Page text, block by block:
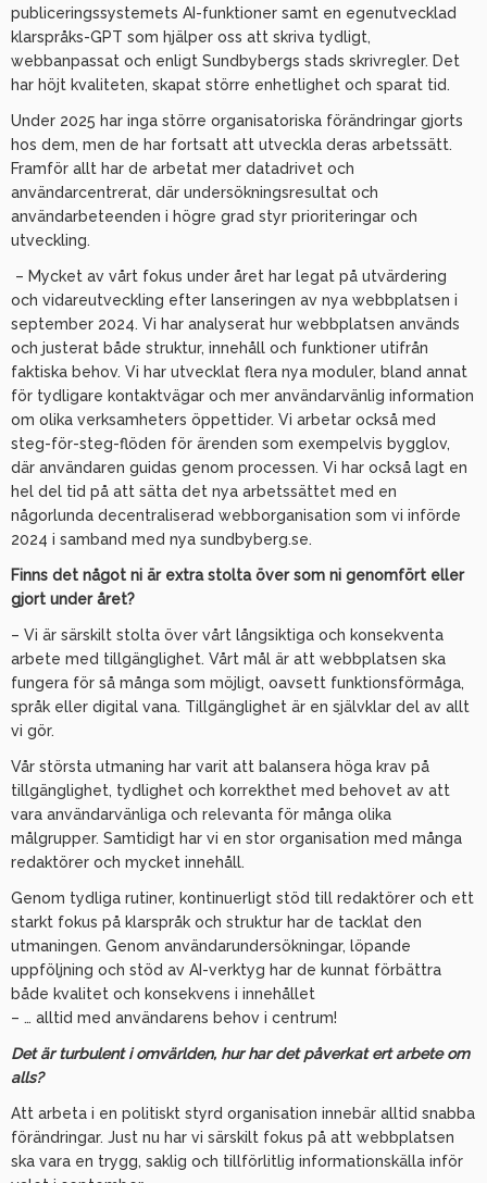
publiceringssystemets AI-funktioner samt en egenutvecklad
klarspråks-GPT som hjälper oss att skriva tydligt,
webbanpassat och enligt Sundbybergs stads skrivregler. Det
har höjt kvaliteten, skapat större enhetlighet och sparat tid.
Under 2025 har inga större organisatoriska förändringar gjorts
hos dem, men de har fortsatt att utveckla deras arbetssätt.
Framför allt har de arbetat mer datadrivet och
användarcentrerat, där undersökningsresultat och
användarbeteenden i högre grad styr prioriteringar och
utveckling.
– Mycket av vårt fokus under året har legat på utvärdering
och vidareutveckling efter lanseringen av nya webbplatsen i
september 2024. Vi har analyserat hur webbplatsen används
och justerat både struktur, innehåll och funktioner utifrån
faktiska behov. Vi har utvecklat flera nya moduler, bland annat
för tydligare kontaktvägar och mer användarvänlig information
om olika verksamheters öppettider. Vi arbetar också med
steg-för-steg-flöden för ärenden som exempelvis bygglov,
där användaren guidas genom processen. Vi har också lagt en
hel del tid på att sätta det nya arbetssättet med en
någorlunda decentraliserad webborganisation som vi införde
2024 i samband med nya sundbyberg.se.
Finns det något ni är extra stolta över som ni genomfört eller
gjort under året?
– Vi är särskilt stolta över vårt långsiktiga och konsekventa
arbete med tillgänglighet. Vårt mål är att webbplatsen ska
fungera för så många som möjligt, oavsett funktionsförmåga,
språk eller digital vana. Tillgänglighet är en självklar del av allt
vi gör.
Vår största utmaning har varit att balansera höga krav på
tillgänglighet, tydlighet och korrekthet med behovet av att
vara användarvänliga och relevanta för många olika
målgrupper. Samtidigt har vi en stor organisation med många
redaktörer och mycket innehåll.
Genom tydliga rutiner, kontinuerligt stöd till redaktörer och ett
starkt fokus på klarspråk och struktur har de tacklat den
utmaningen. Genom användarundersökningar, löpande
uppföljning och stöd av AI-verktyg har de kunnat förbättra
både kvalitet och konsekvens i innehållet
– … alltid med användarens behov i centrum!
Det är turbulent i omvärlden, hur har det påverkat ert arbete om
alls?
Att arbeta i en politiskt styrd organisation innebär alltid snabba
förändringar. Just nu har vi särskilt fokus på att webbplatsen
ska vara en trygg, saklig och tillförlitlig informationskälla inför